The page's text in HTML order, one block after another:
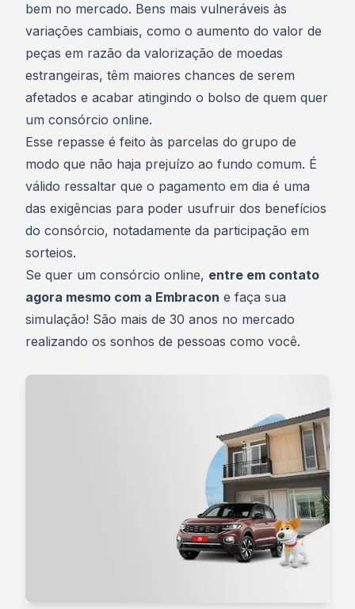
bem no mercado. Bens mais vulneráveis às
variações cambiais, como o aumento do valor de
peças em razão da valorização de moedas
estrangeiras, têm maiores chances de serem
afetados e acabar atingindo o bolso de quem quer
um consórcio online.
Esse repasse é feito às parcelas do grupo de
modo que não haja prejuízo ao fundo comum. É
válido ressaltar que o pagamento em dia é uma
das exigências para poder usufruir dos benefícios
do consórcio, notadamente da participação em
sorteios.
Se quer um consórcio online, entre em contato
agora mesmo com a Embracon e faça sua
simulação! São mais de 30 anos no mercado
realizando os sonhos de pessoas como você.